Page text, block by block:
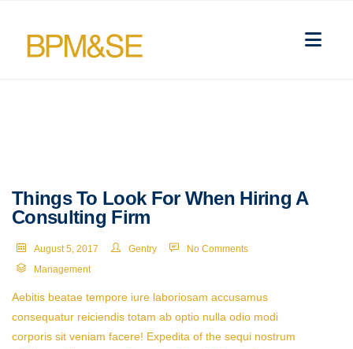
Things To Look For When Hiring A
Consulting Firm
August 5, 2017 Gentry
No Comments
Management
Aebitis beatae tempore iure laboriosam accusamus
consequatur reiciendis totam ab optio nulla odio modi
corporis sit veniam facere! Expedita of the sequi nostrum